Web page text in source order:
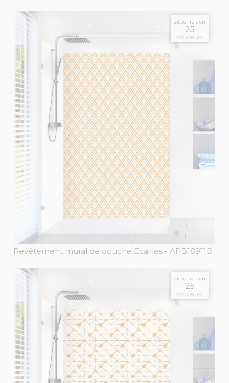
disponible en
25
couleurs
Revêtement mural de douche Ecailles - APB18911B
disponible en
25
couleurs